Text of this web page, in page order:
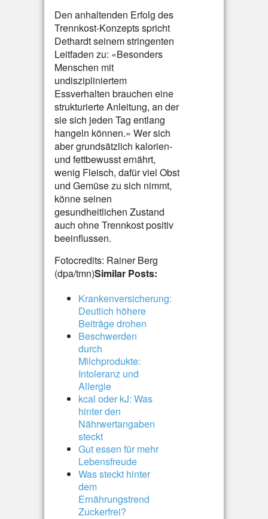
Den anhaltenden Erfolg des
Trennkost-Konzepts spricht
Dethardt seinem stringenten
Leitfaden zu: «Besonders
Menschen mit
undiszipliniertem
Essverhalten brauchen eine
strukturierte Anleitung, an der
sie sich jeden Tag entlang
hangeln können.» Wer sich
aber grundsätzlich kalorien-
und fettbewusst ernährt,
wenig Fleisch, dafür viel Obst
und Gemüse zu sich nimmt,
könne seinen
gesundheitlichen Zustand
auch ohne Trennkost positiv
beeinflussen.
Fotocredits: Rainer Berg
(dpa/tmn)Similar Posts:
Krankenversicherung:
Deutlich höhere
Beiträge drohen
Beschwerden
durch
Milchprodukte:
Intoleranz und
Allergie
kcal oder kJ: Was
hinter den
Nährwertangaben
steckt
Gut essen für mehr
Lebensfreude
Was steckt hinter
dem
Ernährungstrend
Zuckerfrei?